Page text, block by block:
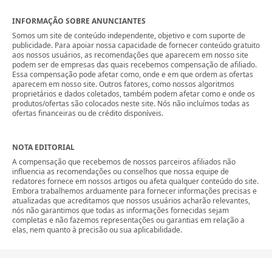
INFORMAÇÃO SOBRE ANUNCIANTES
Somos um site de conteúdo independente, objetivo e com suporte de
publicidade. Para apoiar nossa capacidade de fornecer conteúdo gratuito
aos nossos usuários, as recomendações que aparecem em nosso site
podem ser de empresas das quais recebemos compensação de afiliado.
Essa compensação pode afetar como, onde e em que ordem as ofertas
aparecem em nosso site. Outros fatores, como nossos algoritmos
proprietários e dados coletados, também podem afetar como e onde os
produtos/ofertas são colocados neste site. Nós não incluímos todas as
ofertas financeiras ou de crédito disponíveis.
NOTA EDITORIAL
A compensação que recebemos de nossos parceiros afiliados não
influencia as recomendações ou conselhos que nossa equipe de
redatores fornece em nossos artigos ou afeta qualquer conteúdo do site.
Embora trabalhemos arduamente para fornecer informações precisas e
atualizadas que acreditamos que nossos usuários acharão relevantes,
nós não garantimos que todas as informações fornecidas sejam
completas e não fazemos representações ou garantias em relação a
elas, nem quanto à precisão ou sua aplicabilidade.